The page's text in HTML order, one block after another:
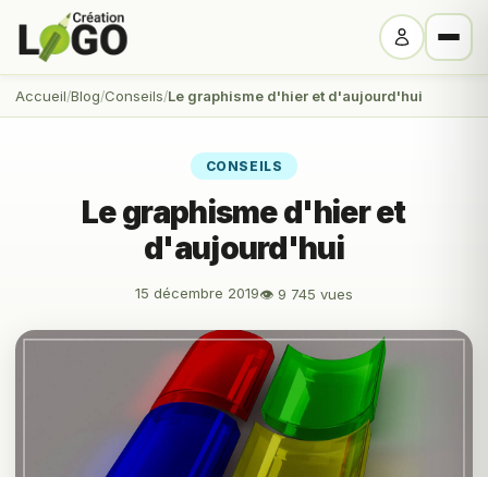
Accueil Blog Conseils Le graphisme d'hier et d'aujourd'hui
CONSEILS
Le graphisme d'hier et
d'aujourd'hui
15 décembre 2019👁 9 745 vues